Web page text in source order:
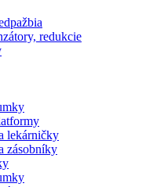
redukcie
lekárničky
zásobníky